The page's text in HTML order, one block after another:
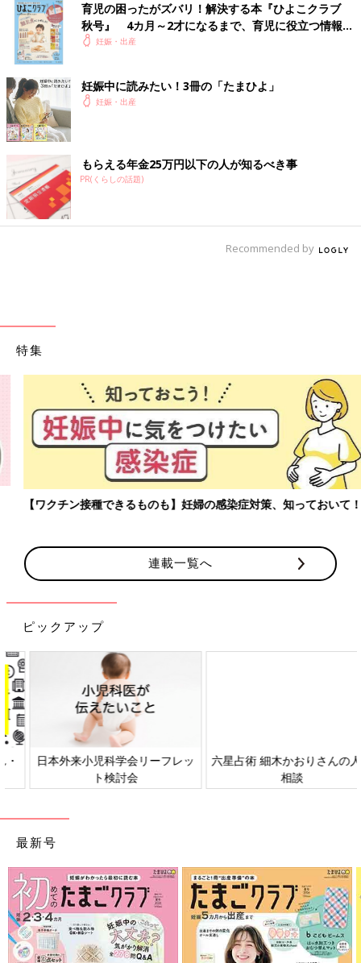
育児の困ったがズバリ！解決する本『ひよこクラブ
秋号』 4カ月～2才になるまで、育児に役立つ情報が
いっぱい！
妊娠・出産
妊娠中に読みたい！3冊の「たまひよ」
妊娠・出産
もらえる年金25万円以下の人が知るべき事
PR(くらしの話題)
Recommended by
特集
【ワクチン接種できるものも】妊婦の感染症対策、知っておいて！
連載一覧へ
ピックアップ
日本外来小児科学会リーフレッ
ト検討会
六星占術 細木かおりさんの人生
最新号